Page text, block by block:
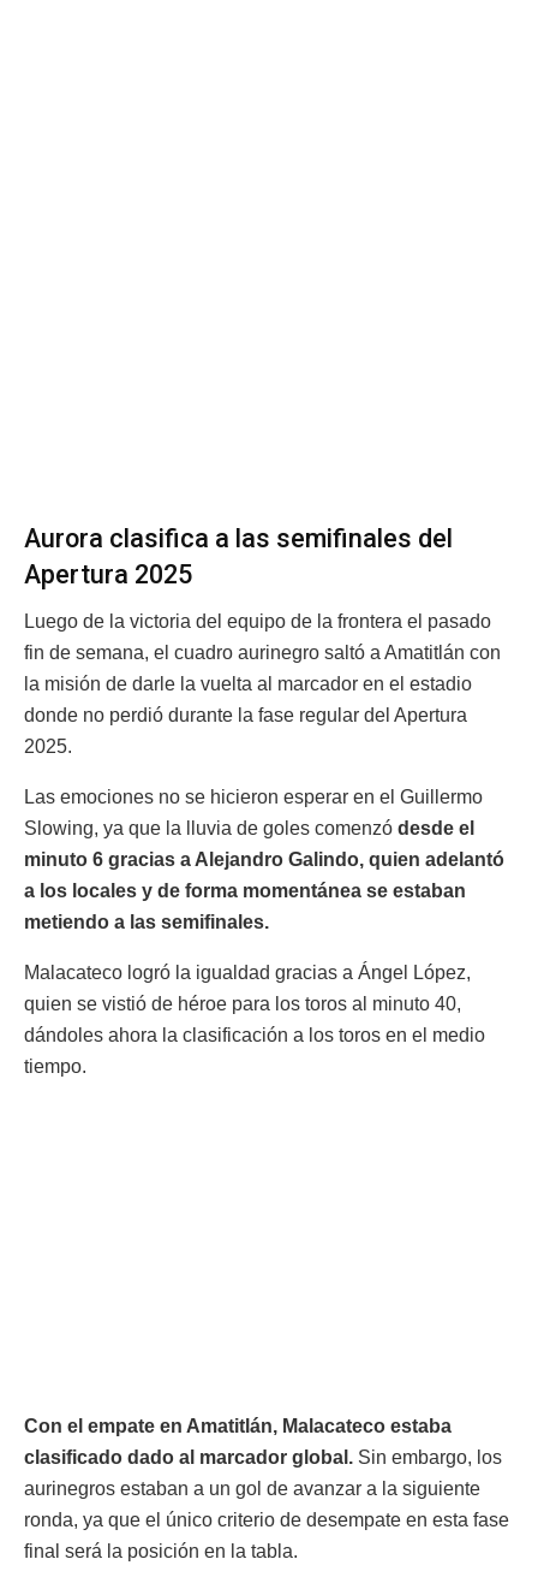
Aurora clasifica a las semifinales del
Apertura 2025
Luego de la victoria del equipo de la frontera el pasado
fin de semana, el cuadro aurinegro saltó a Amatitlán con
la misión de darle la vuelta al marcador en el estadio
donde no perdió durante la fase regular del Apertura
2025.
Las emociones no se hicieron esperar en el Guillermo
Slowing, ya que la lluvia de goles comenzó desde el
minuto 6 gracias a Alejandro Galindo, quien adelantó
a los locales y de forma momentánea se estaban
metiendo a las semifinales.
Malacateco logró la igualdad gracias a Ángel López,
quien se vistió de héroe para los toros al minuto 40,
dándoles ahora la clasificación a los toros en el medio
tiempo.
Con el empate en Amatitlán, Malacateco estaba
clasificado dado al marcador global. Sin embargo, los
aurinegros estaban a un gol de avanzar a la siguiente
ronda, ya que el único criterio de desempate en esta fase
final será la posición en la tabla.